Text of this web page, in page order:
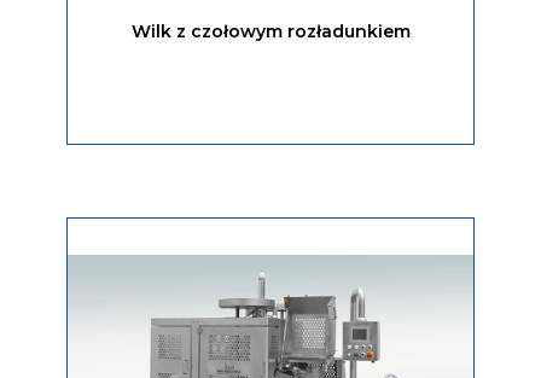
Wilk z czołowym rozładunkiem